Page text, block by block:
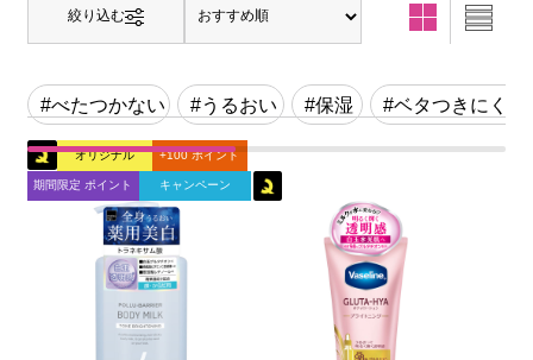
絞り込む
#べたつかない #うるおい #保湿 #ベタつきにくい
オリジナル +100 ポイント
期間限定 ポイント キャンペーン